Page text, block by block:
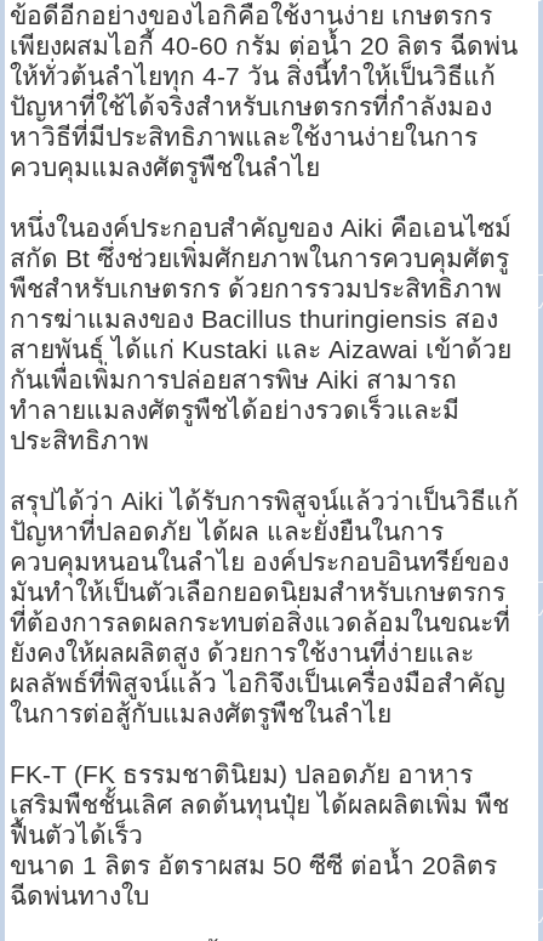
ข้อดีอีกอย่างของไอกิคือใช้งานง่าย เกษตรกร
เพียงผสมไอกี้ 40-60 กรัม ต่อน้ำ 20 ลิตร ฉีดพ่น
ให้ทั่วต้นลำไยทุก 4-7 วัน สิ่งนี้ทำให้เป็นวิธีแก้
ปัญหาที่ใช้ได้จริงสำหรับเกษตรกรที่กำลังมอง
หาวิธีที่มีประสิทธิภาพและใช้งานง่ายในการ
ควบคุมแมลงศัตรูพืชในลำไย
หนึ่งในองค์ประกอบสำคัญของ Aiki คือเอนไซม์
สกัด Bt ซึ่งช่วยเพิ่มศักยภาพในการควบคุมศัตรู
พืชสำหรับเกษตรกร ด้วยการรวมประสิทธิภาพ
การฆ่าแมลงของ Bacillus thuringiensis สอง
สายพันธุ์ ได้แก่ Kustaki และ Aizawai เข้าด้วย
กันเพื่อเพิ่มการปล่อยสารพิษ Aiki สามารถ
ทำลายแมลงศัตรูพืชได้อย่างรวดเร็วและมี
ประสิทธิภาพ
สรุปได้ว่า Aiki ได้รับการพิสูจน์แล้วว่าเป็นวิธีแก้
ปัญหาที่ปลอดภัย ได้ผล และยั่งยืนในการ
ควบคุมหนอนในลำไย องค์ประกอบอินทรีย์ของ
มันทำให้เป็นตัวเลือกยอดนิยมสำหรับเกษตรกร
ที่ต้องการลดผลกระทบต่อสิ่งแวดล้อมในขณะที่
ยังคงให้ผลผลิตสูง ด้วยการใช้งานที่ง่ายและ
ผลลัพธ์ที่พิสูจน์แล้ว ไอกิจึงเป็นเครื่องมือสำคัญ
ในการต่อสู้กับแมลงศัตรูพืชในลำไย
FK-T (FK ธรรมชาตินิยม) ปลอดภัย อาหาร
เสริมพืชชั้นเลิศ ลดต้นทุนปุ๋ย ได้ผลผลิตเพิ่ม พืช
ฟื้นตัวได้เร็ว
ขนาด 1 ลิตร อัตราผสม 50 ซีซี ต่อน้ำ 20ลิตร
ฉีดพ่นทางใบ